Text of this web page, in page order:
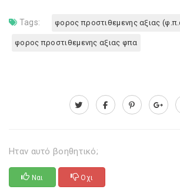
Tags: φορος προστιθεμενης αξιας
φορος προστιθεμενης αξιας φπα
Ηταν αυτό βοηθητικό;
Ναι Οχι